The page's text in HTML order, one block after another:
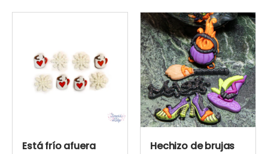
Está frío afuera Hechizo de brujas